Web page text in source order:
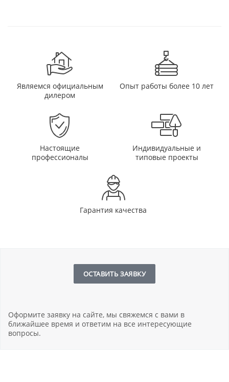
Являемся официальным
дилером
Опыт работы более 10 лет
Настоящие
профессионалы
Индивидуальные и
типовые проекты
Гарантия качества
ОСТАВИТЬ ЗАЯВКУ
Оформите заявку на сайте, мы свяжемся с вами в
ближайшее время и ответим на все интересующие
вопросы.